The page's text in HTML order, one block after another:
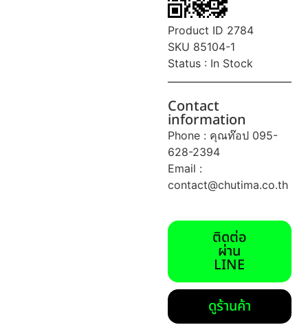
Product ID 2784
SKU 85104-1
Status : In Stock
Contact
information
Phone : คุณท๊อป 095-
628-2394
Email :
contact@chutima.co.th
ติดต่อ
ผ่าน
LINE
ดูร้านค้า